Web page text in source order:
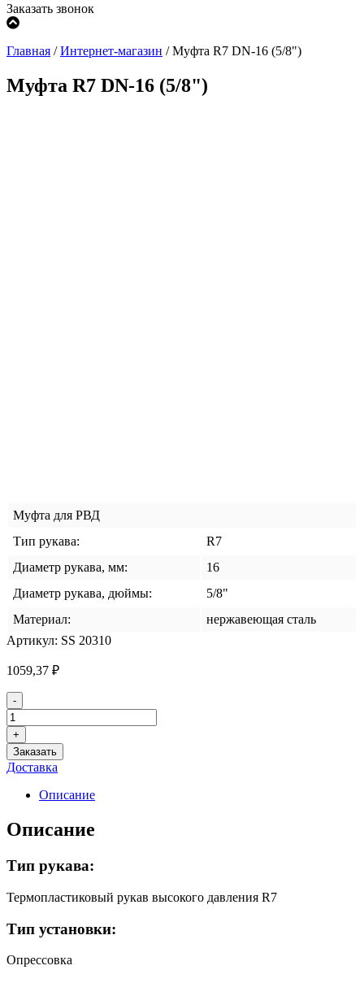
Заказать звонок
Главная /Интернет-магазин /Муфта R7 DN-16 (5/8")
Муфта R7 DN-16 (5/8")
Муфта для РВД
Тип рукава:
R7
Диаметр рукава, мм:
16
Диаметр рукава, дюймы:
5/8"
Материал:
нержавеющая сталь
Артикул: SS 20310
1059,37 ₽
Количество
товара
Муфта
R7
DN-
16
-
+
Заказать
Доставка
Описание
Описание
Тип рукава:
Термопластиковый рукав высокого давления R7
Тип установки:
Опрессовка